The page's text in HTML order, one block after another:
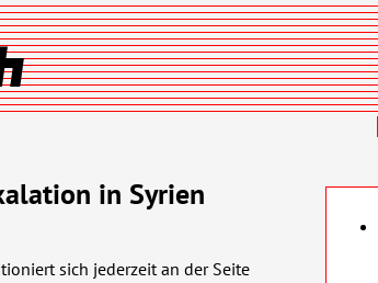
in Syrien
sich jederzeit an der Seite